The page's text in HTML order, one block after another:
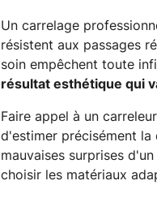
Un carrelage
résistent aux passages
soin empêchent toute
résultat esthétique qui
Faire appel à un
d'estimer précisément la
mauvaises surprises
choisir les matériaux